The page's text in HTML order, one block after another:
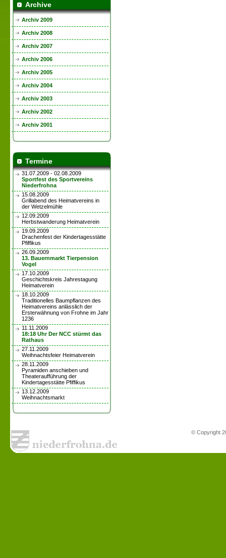
Archive
Archiv 2009
Archiv 2008
Archiv 2007
Archiv 2006
Archiv 2005
Archiv 2004
Archiv 2003
Archiv 2002
Archiv 2001
Termine
31.07.2009 - 02.08.2009
Sportfest des Sportvereins
Niederfrohna
15.08.2009
Grillabend des Heimatvereins in
der Wetzelmühle
12.09.2009
Herbstwanderung Heimatverein
19.09.2009
Drachenfest der Kindertagesstätte
Pfiffikus
26.09.2009
13. Bauernmarkt Tierpension
Vogel
17.10.2009
Geschichtskreis Jahrestagung
Heimatverein
18.10.2009
Traditionelles Baumpflanzen des
Heimatvereins anlässlich der
Ersterwähnung von Frohne im Jahr
1236
11.11.2009
18:18 Uhr Der NCC stürmt das
Rathaus
27.11.2009
Weihnachtsfeier Heimatverein
28.11.2009
Pyramiden anschieben und
Theateraufführung der
Kindertagesstätte Pfiffikus
13.12.2009
Weihnachtsmarkt
© Copyright